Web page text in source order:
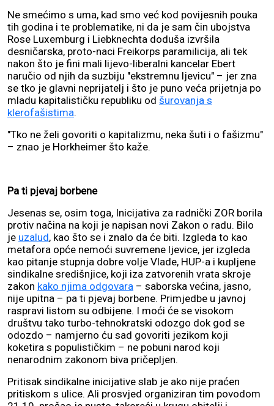
Ne smećimo s uma, kad smo već kod povijesnih pouka
tih godina i te problematike, ni da je sam čin ubojstva
Rose Luxemburg i Liebknechta doduša izvršila
desničarska, proto-naci Freikorps paramilicija, ali tek
nakon što je fini mali lijevo-liberalni kancelar Ebert
naručio od njih da suzbiju "ekstremnu ljevicu" – jer zna
se tko je glavni neprijatelj i što je puno veća prijetnja po
mladu kapitalističku republiku od šurovanja s
klerofašistima.
"Tko ne želi govoriti o kapitalizmu, neka šuti i o fašizmu"
– znao je Horkheimer što kaže.
Pa ti pjevaj borbene
Jesenas se, osim toga, Inicijativa za radnički ZOR borila
protiv načina na koji je napisan novi Zakon o radu. Bilo
je uzalud, kao što se i znalo da će biti. Izgleda to kao
metafora opće nemoći suvremene ljevice, jer izgleda
kao pitanje stupnja dobre volje Vlade, HUP-a i kupljene
sindikalne središnjice, koji iza zatvorenih vrata skroje
zakon kako njima odgovara – saborska većina, jasno,
nije upitna – pa ti pjevaj borbene. Primjedbe u javnoj
raspravi listom su odbijene. I moći će se visokom
društvu tako turbo-tehnokratski odozgo dok god se
odozdo – namjerno ću sad govoriti jezikom koji
koketira s populističkim – ne pobuni narod koji
nenarodnim zakonom biva pričepljen.
Pritisak sindikalne inicijative slab je ako nije praćen
pritiskom s ulice. Ali prosvjed organiziran tim povodom